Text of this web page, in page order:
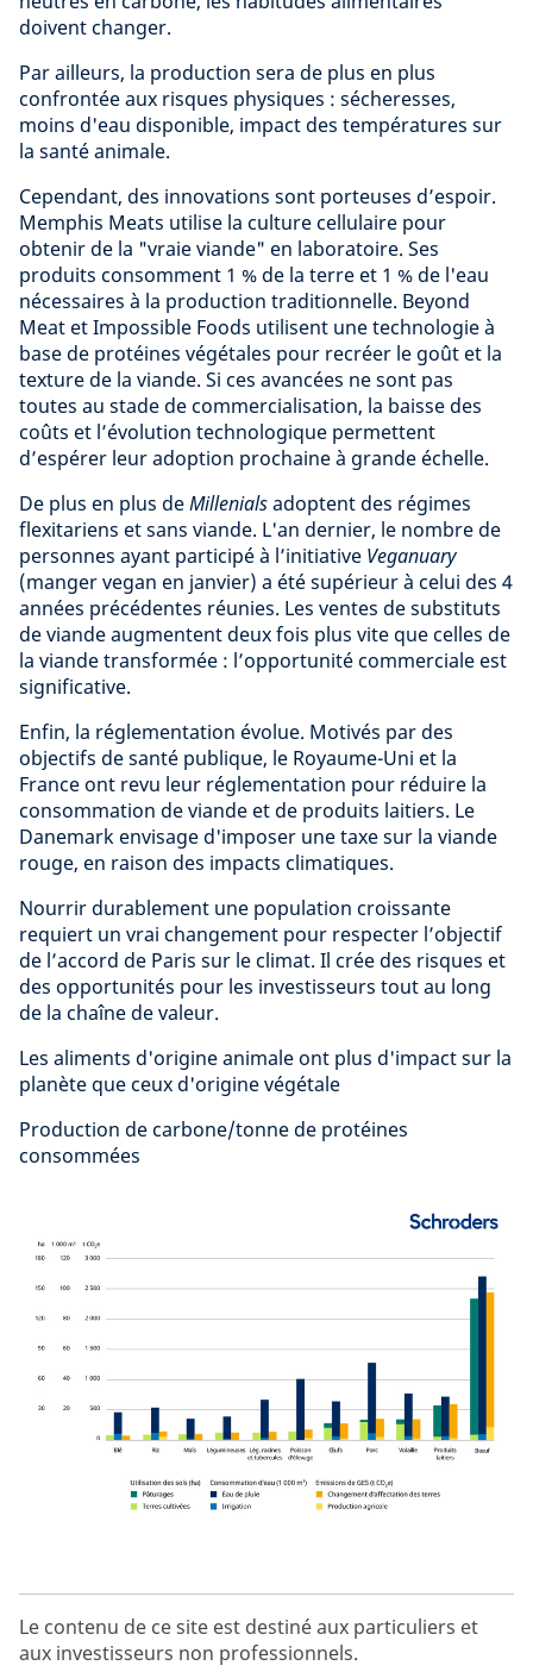
doivent changer.
Par ailleurs, la production sera de plus en plus
confrontée aux risques physiques : sécheresses,
moins d'eau disponible, impact des températures sur
la santé animale.
Cependant, des innovations sont porteuses d’espoir.
Memphis Meats utilise la culture cellulaire pour
obtenir de la "vraie viande" en laboratoire. Ses
produits consomment 1 % de la terre et 1 % de l'eau
nécessaires à la production traditionnelle. Beyond
Meat et Impossible Foods utilisent une technologie à
base de protéines végétales pour recréer le goût et la
texture de la viande. Si ces avancées ne sont pas
toutes au stade de commercialisation, la baisse des
coûts et l’évolution technologique permettent
d’espérer leur adoption prochaine à grande échelle.
De plus en plus deMillenialsadoptent des régimes
flexitariens et sans viande. L'an dernier, le nombre de
personnes ayant participé à l’initiative Veganuary
(manger vegan en janvier) a été supérieur à celui des 4
années précédentes réunies. Les ventes de substituts
de viande augmentent deux fois plus vite que celles de
la viande transformée : l’opportunité commerciale est
significative.
Enfin, la réglementation évolue. Motivés par des
objectifs de santé publique, le Royaume-Uni et la
France ont revu leur réglementation pour réduire la
consommation de viande et de produits laitiers. Le
Danemark envisage d'imposer une taxe sur la viande
rouge, en raison des impacts climatiques.
Nourrir durablement une population croissante
requiert un vrai changement pour respecter l’objectif
de l’accord de Paris sur le climat. Il crée des risques et
des opportunités pour les investisseurs tout au long
de la chaîne de valeur.
Les aliments d'origine animale ont plus d'impact sur la
planète que ceux d'origine végétale
Production de carbone/tonne de protéines
consommées
Le contenu de ce site est destiné aux particuliers et
aux investisseurs non professionnels.